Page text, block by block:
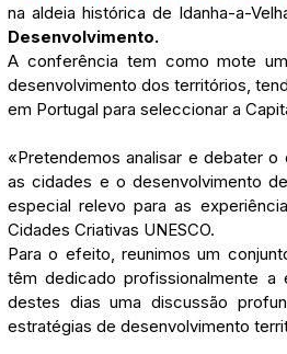
na aldeia histórica de Idanha-a-
Desenvolvimento.
A conferência tem como mote
desenvolvimento dos territórios,
em Portugal para seleccionar a
«Pretendemos analisar e debater
as cidades e o desenvolvimento
especial relevo para as
Cidades Criativas UNESCO.
Para o efeito, reunimos um
têm dedicado profissionalmente a
destes dias uma discussão
estratégias de desenvolvimento